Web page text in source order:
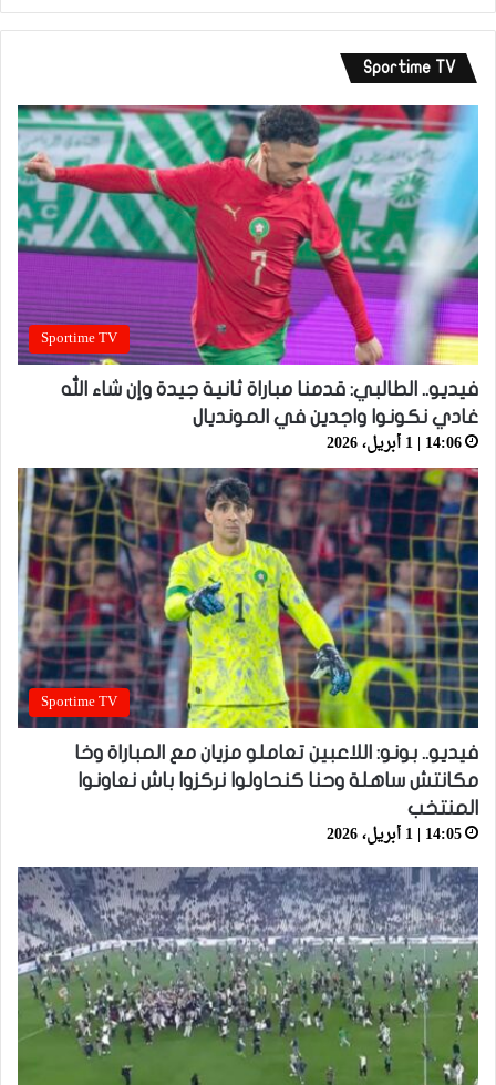
Sportime TV
Sportime TV
فيديو.. الطالبي: قدمنا مباراة ثانية جيدة وإن شاء الله
غادي نكونوا واجدين في المونديال
14:06 | 1 أبريل، 2026
Sportime TV
فيديو.. بونو: اللاعبين تعاملو مزيان مع المباراة وخا
مكانتش ساهلة وحنا كنحاولوا نركزوا باش نعاونوا
المنتخب
14:05 | 1 أبريل، 2026